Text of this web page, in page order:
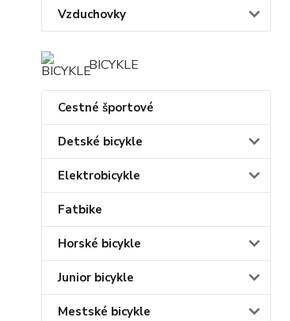
Vzduchovky
BICYKLE
Cestné športové
Detské bicykle
Elektrobicykle
Fatbike
Horské bicykle
Junior bicykle
Mestské bicykle